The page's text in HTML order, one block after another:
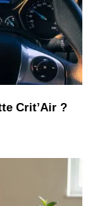
Crit’Air ?